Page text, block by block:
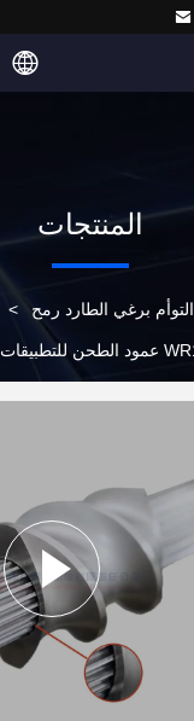
المنتجات
التوأم برغي الطارد رمح >